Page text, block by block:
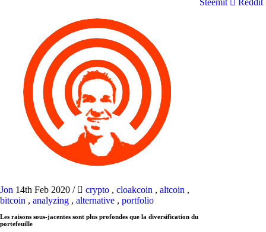
Jon 14th Feb 2020 / crypto , cloakcoin , altcoin ,
bitcoin , analyzing , alternative , portfolio
Les raisons sous-jacentes sont plus profondes que la diversification du
portefeuille
Steemit
Reddit